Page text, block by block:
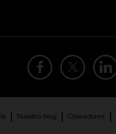
Nuestro blog Operadores